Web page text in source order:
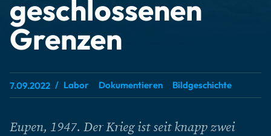
geschlossenen
Grenzen
7.09.2022 Labor Dokumentieren Bildgeschichte
Eupen, 1947. Der Krieg ist seit knapp zwei